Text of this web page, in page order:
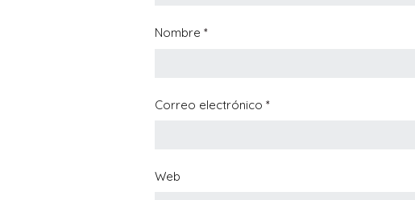
Nombre *
Correo electrónico *
Web